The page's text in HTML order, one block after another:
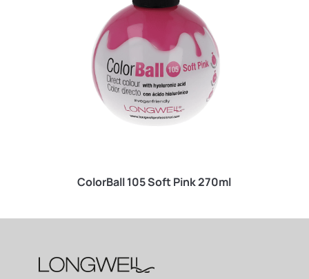
ColorBall 105 Soft Pink 270ml